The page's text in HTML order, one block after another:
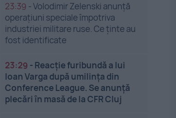
23:39 -Volodimir Zelenski anunță
operațiuni speciale împotriva
industriei militare ruse. Ce ținte au
fost identificate
23:29 - Reacție furibundă a lui
Ioan Varga după umilința din
Conference League. Se anunță
plecări în masă de la CFR Cluj